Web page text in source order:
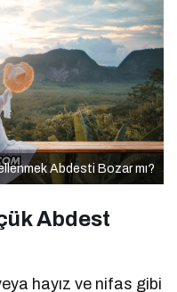
Abdesti Bozar mı?
Abdest
hayız ve nifas gibi